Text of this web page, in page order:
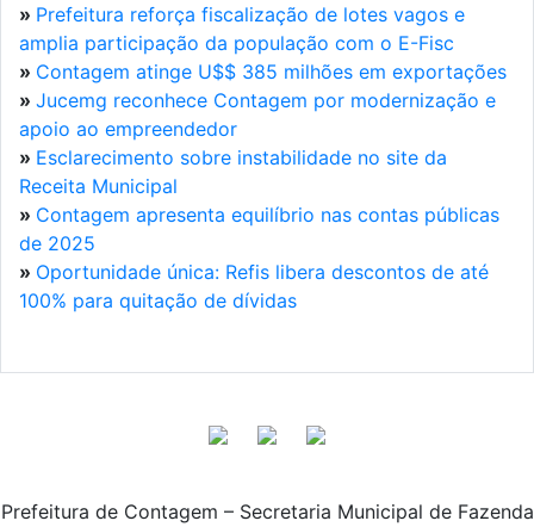
» Prefeitura reforça fiscalização de lotes vagos e
amplia participação da população com o E-Fisc
» Contagem atinge U$$ 385 milhões em exportações
» Jucemg reconhece Contagem por modernização e
apoio ao empreendedor
» Esclarecimento sobre instabilidade no site da
Receita Municipal
» Contagem apresenta equilíbrio nas contas públicas
de 2025
» Oportunidade única: Refis libera descontos de até
100% para quitação de dívidas
Prefeitura de Contagem – Secretaria Municipal de Fazenda